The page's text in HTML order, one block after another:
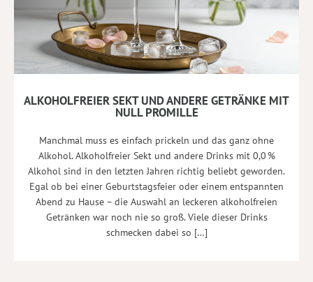
ALKOHOLFREIER SEKT UND ANDERE GETRÄNKE MIT
NULL PROMILLE
Manchmal muss es einfach prickeln und das ganz ohne
Alkohol. Alkoholfreier Sekt und andere Drinks mit 0,0 %
Alkohol sind in den letzten Jahren richtig beliebt geworden.
Egal ob bei einer Geburtstagsfeier oder einem entspannten
Abend zu Hause – die Auswahl an leckeren alkoholfreien
Getränken war noch nie so groß. Viele dieser Drinks
schmecken dabei so […]